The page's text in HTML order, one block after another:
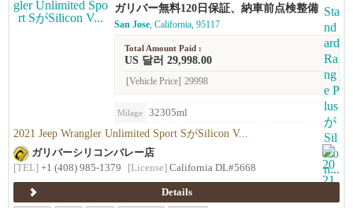
ガリバー無料120日保証、納車前点検整備
San Jose, California, 95117
Total Amount Paid :
US 달러 29,998.00
[Vehicle Price] 29998
Milage 32305ml
2021 Jeep Wrangler Unlimited Sport SがSilicon V...
ガリバーシリコンバレー店
[TEL] +1 (408) 985-1379 [License] California DL#5668
Details